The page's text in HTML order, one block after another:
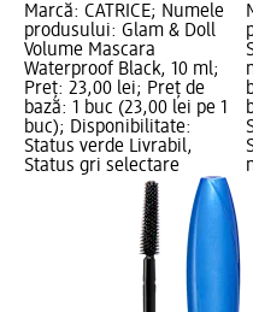
Marcă: CATRICE; Numele
produsului: Glam & Doll
Volume Mascara
Waterproof Black, 10 ml;
Preț: 23,00 lei; Preț de
bază: 1 buc (23,00 lei pe 1
buc); Disponibilitate:
Status verde Livrabil,
Status gri selectare